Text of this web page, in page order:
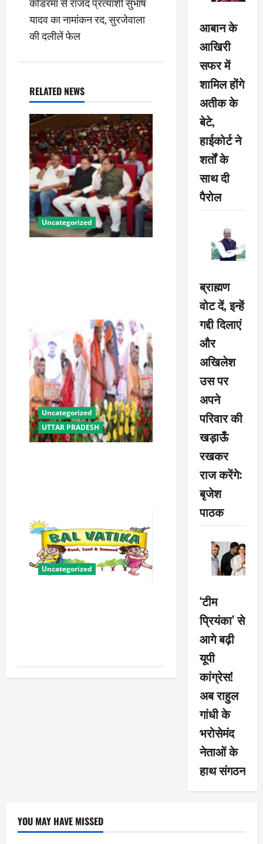
n
a
i
g
a
t
i
o
n
यादव का नामांकन रद, सुरजेवाला
की दलीलें फेल
RELATED NEWS
Uncategorized
Uncategorized
UTTAR PRADESH
Uncategorized
आबान के
आखिरी
सफर में
शामिल होंगे
अतीक के
बेटे,
हाईकोर्ट ने
शर्तों के
साथ दी
पैरोल
ब्राह्मण
वोट दें, इन्हें
गद्दी दिलाएं
और
अखिलेश
उस पर
अपने
परिवार की
खड़ाऊँ
रखकर
राज करेंगे:
बृजेश
पाठक
‘टीम
प्रियंका’ से
आगे बढ़ी
यूपी
कांग्रेस!
अब राहुल
गांधी के
भरोसेमंद
नेताओं के
हाथ संगठन
YOU MAY HAVE MISSED